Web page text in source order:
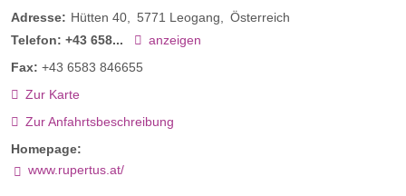
Adresse: Hütten 40 5771 Leogang
Österreich
Telefon: +43 658...
anzeigen
Fax: +43 6583 846655
Zur Karte
Zur Anfahrtsbeschreibung
Homepage:
www.rupertus.at/